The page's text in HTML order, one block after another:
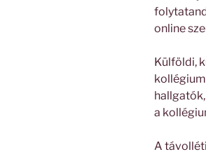
online
Külföldi,
a
A